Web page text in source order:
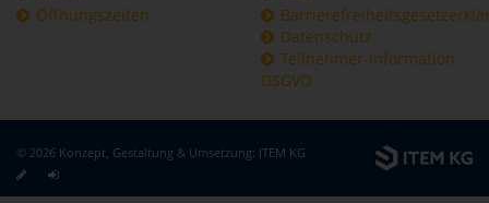
Öffnungszeiten
Datenschutz
Teilnehmer-Information
DSGVO
© 2026 Konzept, Gestaltung & Umsetzung: ITEM KG